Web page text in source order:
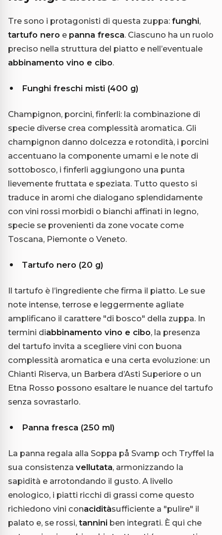
Tre sono i protagonisti di questa zuppa: funghi,
tartufo nero e panna fresca. Ciascuno ha un ruolo
preciso nella struttura del piatto e nell’eventuale
abbinamento vino e cibo.
Funghi freschi misti (400 g)
Champignon, porcini, finferli: la combinazione di
specie diverse crea complessità aromatica. Gli
champignon danno dolcezza e rotondità, i porcini
accentuano la componente umami e le note di
sottobosco, i finferli aggiungono una punta
lievemente fruttata e speziata. Tutto questo si
traduce in aromi che dialogano splendidamente
con vini rossi morbidi o bianchi affinati in legno,
specie se provenienti da zone vocate come
Toscana, Piemonte o Veneto.
Tartufo nero (20 g)
Il tartufo è l’ingrediente che firma il piatto. Le sue
note intense, terrose e leggermente agliate
amplificano il carattere "di bosco" della zuppa. In
termini diabbinamento vino e cibo, la presenza
del tartufo invita a scegliere vini con buona
complessità aromatica e una certa evoluzione: un
Chianti Riserva, un Barbera d’Asti Superiore o un
Etna Rosso possono esaltare le nuance del tartufo
senza sovrastarlo.
Panna fresca (250 ml)
La panna regala alla Soppa på Svamp och Tryffel la
sua consistenza vellutata, armonizzando la
sapidità e arrotondando il gusto. A livello
enologico, i piatti ricchi di grassi come questo
richiedono vini conaciditàsufficiente a "pulire" il
palato e, se rossi, tannini ben integrati. È qui che